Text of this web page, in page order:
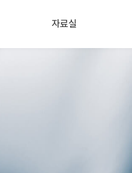
자료실